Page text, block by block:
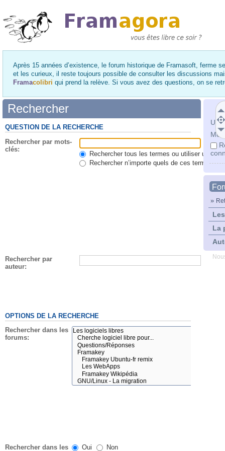
Après 15 années d’existence, le forum historique de Framasoft, ferme
et les curieux, il reste toujours possible de consulter les discussions
Framacolibri qui prend la relève. Si vous avez des questions, on se
Mot
»
La
Rechercher
QUESTION DE LA RECHERCHE
Rechercher par mots-
clés:
Rechercher tous les termes ou utiliser une
Rechercher n’importe quels de ces termes
Rechercher par
auteur:
OPTIONS DE LA RECHERCHE
Rechercher dans les
forums:
Rechercher dans les Oui Non